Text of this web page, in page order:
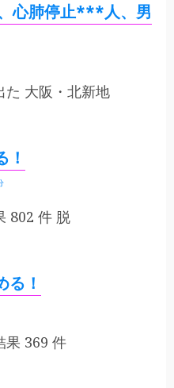
心肺停止***人、男
た 大阪・北新地
802 件 脱
！
果 369 件